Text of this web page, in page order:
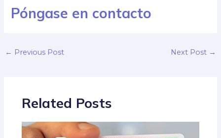
Póngase en contacto
← Previous Post Next Post →
Related Posts